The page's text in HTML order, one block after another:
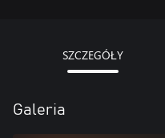
SZCZEGÓŁY
Galeria